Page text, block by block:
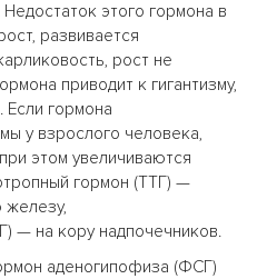
этого гормона в
развивается
рост не
приводит к гигантизму,
Если гормона
у взрослого человека,
этом увеличиваются
гормон (ТТГ) —
железу,
— на кору надпочечников.
аденогипофиза (ФСГ)